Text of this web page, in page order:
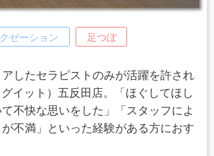
ゼーション 足つぼ
したセラピストのみが活躍を許され
イット）五反田店。「ほぐしてほし
不快な思いをした」「スタッフによ
不満」といった経験がある方におす